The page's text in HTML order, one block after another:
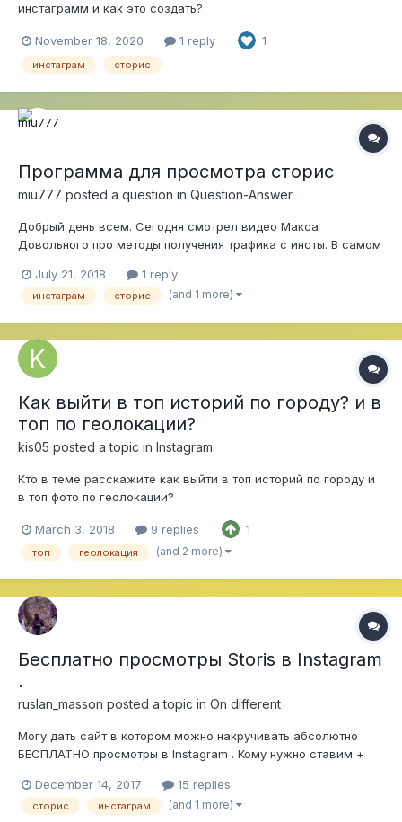
инстаграмм и как это создать?
November 18, 2020 1 reply 1
инстаграм сторис
Программа для просмотра сторис
miu777 posted a question in Question-Answer
Добрый день всем. Сегодня смотрел видео Макса
Довольного про методы получения трафика с инсты. В самом
сторис других пользователей соц.сети. У кого то из вас есть
такая? Был бы очень признателен
July 21, 2018 1 reply
инстаграм сторис (and 1 more)
Как выйти в топ историй по городу? и в
топ по геолокации?
kis05 posted a topic in Instagram
Кто в теме расскажите как выйти в топ историй по городу и
в топ фото по геолокации?
March 3, 2018 9 replies 1
топ геолокация (and 2 more)
Бесплатно просмотры Storis в Instagram
.
ruslan_masson posted a topic in On different
Могу дать сайт в котором можно накручивать абсолютно
БЕСПЛАТНО просмотры в Instagram . Кому нужно ставим +
December 14, 2017 15 replies
сторис инстаграм (and 1 more)